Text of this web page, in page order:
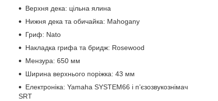
Верхня дека: цільна ялина
Нижня дека та обичайка: Mahogany
Гриф: Nato
Накладка грифа та бридж: Rosewood
Мензура: 650 мм
Ширина верхнього поріжка: 43 мм
Електроніка: Yamaha SYSTEM66 і п’єзозвукознімач
SRT